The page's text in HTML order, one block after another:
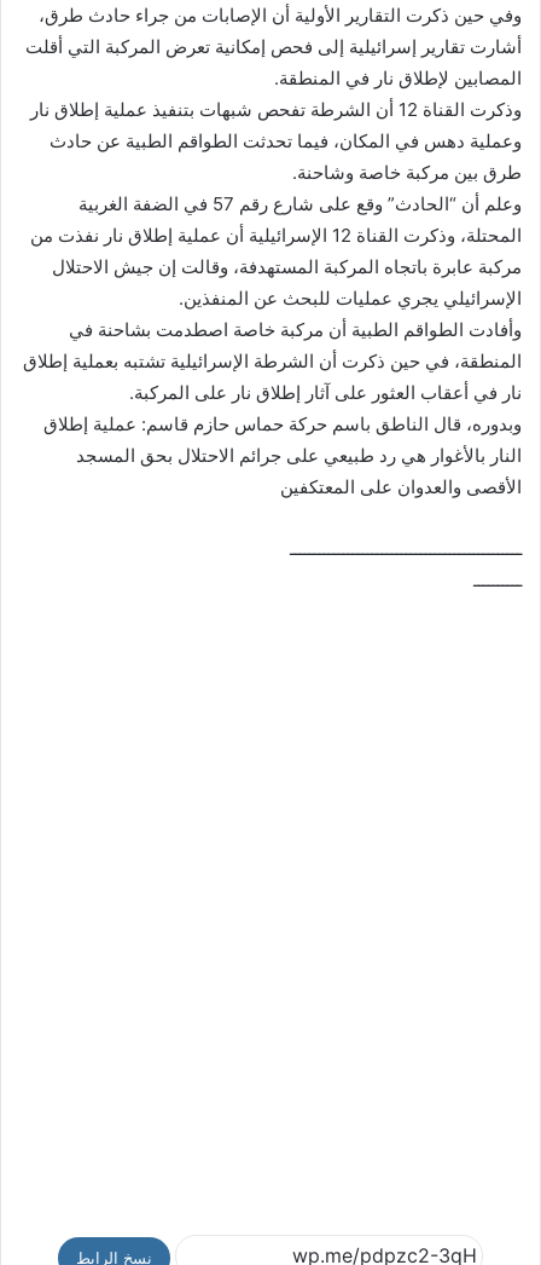
وفي حين ذكرت التقارير الأولية أن الإصابات من جراء حادث طرق،
أشارت تقارير إسرائيلية إلى فحص إمكانية تعرض المركبة التي أقلت
المصابين لإطلاق نار في المنطقة.
وذكرت القناة 12 أن الشرطة تفحص شبهات بتنفيذ عملية إطلاق نار
وعملية دهس في المكان، فيما تحدثت الطواقم الطبية عن حادث
طرق بين مركبة خاصة وشاحنة.
وعلم أن “الحادث” وقع على شارع رقم 57 في الضفة الغربية
المحتلة، وذكرت القناة 12 الإسرائيلية أن عملية إطلاق نار نفذت من
مركبة عابرة باتجاه المركبة المستهدفة، وقالت إن جيش الاحتلال
الإسرائيلي يجري عمليات للبحث عن المنفذين.
وأفادت الطواقم الطبية أن مركبة خاصة اصطدمت بشاحنة في
المنطقة، في حين ذكرت أن الشرطة الإسرائيلية تشتبه بعملية إطلاق
نار في أعقاب العثور على آثار إطلاق نار على المركبة.
وبدوره، قال الناطق باسم حركة حماس حازم قاسم: عملية إطلاق
النار بالأغوار هي رد طبيعي على جرائم الاحتلال بحق المسجد
الأقصى والعدوان على المعتكفين
ــــــــــــــــــــــــــــــــــــــــــــــــ
ــــــــــ
نسخ الرابط